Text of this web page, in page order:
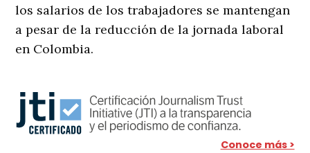
los salarios de los trabajadores se mantengan
a pesar de la reducción de la jornada laboral
en Colombia.
Conoce más >